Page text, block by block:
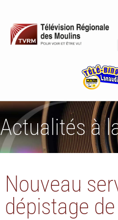
Actualités à
Nouveau
dépistage